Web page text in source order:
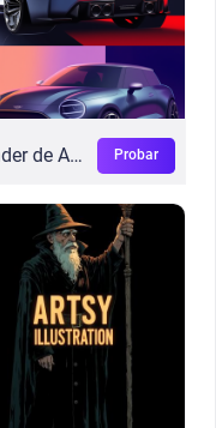
Render de Automóvil Probar